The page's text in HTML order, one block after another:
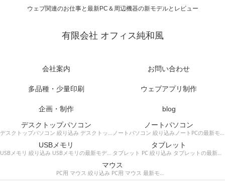
ウェブ関連のお仕事と最新PC＆周辺機器の新モデルとレビュー
有限会社 オフィス純和風
会社案内 お問い合わせ
多品種・少量印刷 ウェブアプリ制作
企画・制作
blog
デスクトップパソコン
デスクトップパソコン 絞り込み デスクトップPCの最新モデルやスペック・仕様に関する情報。
ノートパソコン
ノートパソコン 絞り込みノートPCの最新モデルやスペック・仕様に関する情報。
USBメモリ
USBメモリ 絞り込み USBメモリの最新モデルやスペック・仕様に関する情報。
タブレット
タブレット PC 絞り込み タブレットの最新モデルやスペック・仕様に関する情報。
マウス
PC用 マウス 絞り込み PC用 マウス 最新モデルやスペック・仕様に関する情報。ワイヤレスマウス、有線マウス、接続タイプなど。